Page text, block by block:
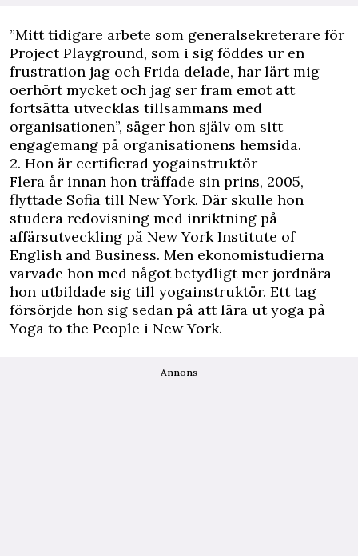
”Mitt tidigare arbete som generalsekreterare för
Project Playground, som i sig föddes ur en
frustration jag och Frida delade, har lärt mig
oerhört mycket och jag ser fram emot att
fortsätta utvecklas tillsammans med
organisationen”, säger hon själv om sitt
engagemang på organisationens hemsida.
2. Hon är certifierad yogainstruktör
Flera år innan hon träffade sin prins, 2005,
flyttade Sofia till New York. Där skulle hon
studera redovisning med inriktning på
affärsutveckling på New York Institute of
English and Business. Men ekonomistudierna
varvade hon med något betydligt mer jordnära –
hon utbildade sig till yogainstruktör. Ett tag
försörjde hon sig sedan på att lära ut yoga på
Yoga to the People i New York.
Annons